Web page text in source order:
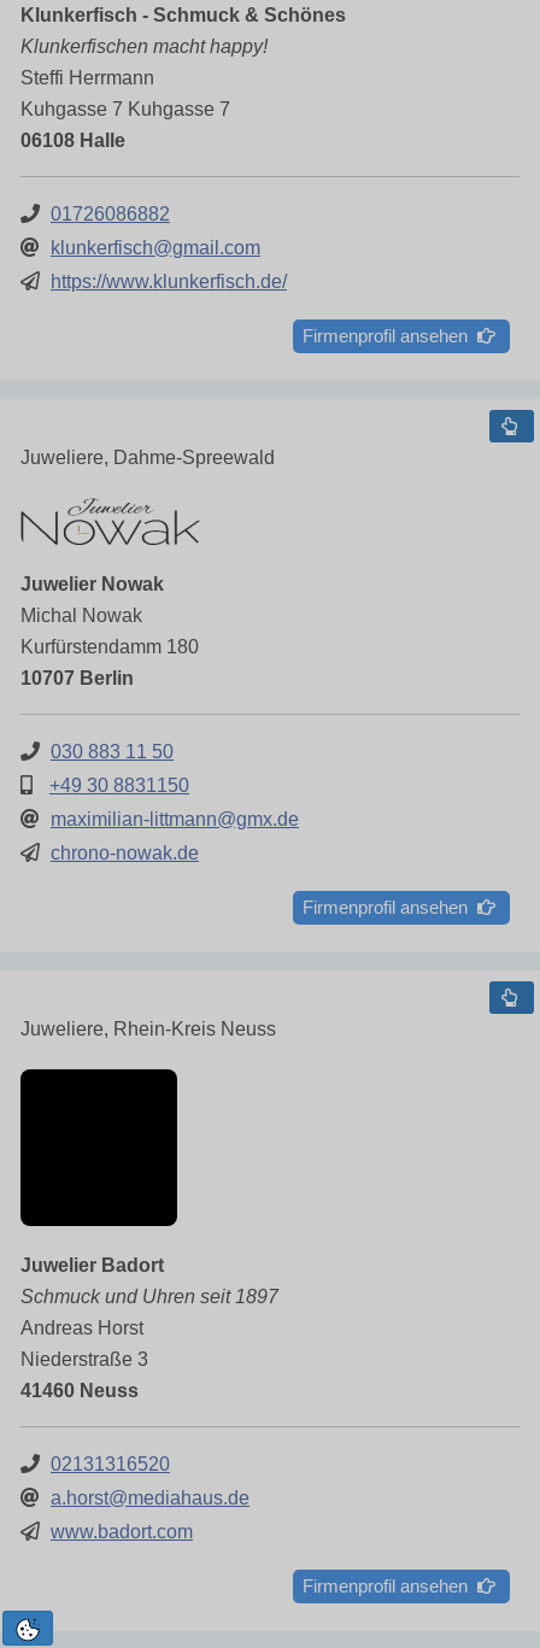
Klunkerfisch - Schmuck & Schönes
Klunkerfischen macht happy!
Steffi Herrmann
Kuhgasse 7 Kuhgasse 7
06108 Halle
01726086882
klunkerfisch@gmail.com
https://www.klunkerfisch.de/
Firmenprofil ansehen
Juweliere, Dahme-Spreewald
Juwelier Nowak
Michal Nowak
Kurfürstendamm 180
10707 Berlin
030 883 11 50
+49 30 8831150
maximilian-littmann@gmx.de
chrono-nowak.de
Firmenprofil ansehen
Juweliere, Rhein-Kreis Neuss
Juwelier Badort
Schmuck und Uhren seit 1897
Andreas Horst
Niederstraße 3
41460 Neuss
02131316520
a.horst@mediahaus.de
www.badort.com
Firmenprofil ansehen